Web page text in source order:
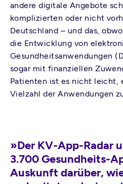
andere digitale Angebote
komplizierten oder nicht
Deutschland – und das,
die Entwicklung von
Gesundheitsanwendungen
sogar mit finanziellen
Patienten ist es nicht leicht,
Vielzahl der Anwendungen
»Der KV-App-Radar
3.700 Gesundheits-
Auskunft darüber,